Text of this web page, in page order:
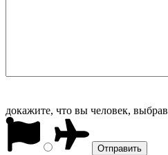
докажите, что вы человек, выбрав